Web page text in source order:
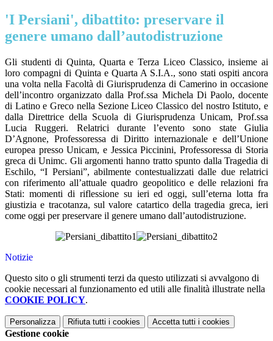
'I Persiani', dibattito: preservare il
genere umano dall’autodistruzione
Gli studenti di Quinta, Quarta e Terza Liceo Classico, insieme ai
loro compagni di Quinta e Quarta A S.I.A., sono stati ospiti ancora
una volta nella Facoltà di Giurisprudenza di Camerino in occasione
dell’incontro organizzato dalla Prof.ssa Michela Di Paolo, docente
di Latino e Greco nella Sezione Liceo Classico del nostro Istituto, e
dalla Direttrice della Scuola di Giurisprudenza Unicam, Prof.ssa
Lucia Ruggeri. Relatrici durante l’evento sono state Giulia
D’Agnone, Professoressa di Diritto internazionale e dell’Unione
europea presso Unicam, e Jessica Piccinini, Professoressa di Storia
greca di Unimc. Gli argomenti hanno tratto spunto dalla Tragedia di
Eschilo, “I Persiani”, abilmente contestualizzati dalle due relatrici
con riferimento all’attuale quadro geopolitico e delle relazioni fra
Stati: momenti di riflessione su ieri ed oggi, sull’eterna lotta fra
giustizia e tracotanza, sul valore catartico della tragedia greca, ieri
come oggi per preservare il genere umano dall’autodistruzione.
Notizie
Questo sito o gli strumenti terzi da questo utilizzati si avvalgono di
cookie necessari al funzionamento ed utili alle finalità illustrate nella
COOKIE POLICY.
Personalizza Rifiuta tutti i cookies Accetta tutti i cookies
Gestione cookie